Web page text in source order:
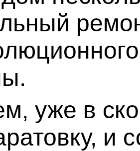
уже в
и